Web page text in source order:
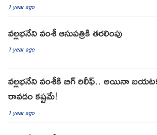
1 year ago
వ‌ల్ల‌భ‌నేని వంశీ ఆసుప‌త్రికి త‌ర‌లింపు
1 year ago
వల్లభనేని వంశీకి బిగ్ రిలీఫ్.. అయినా
రావడం కష్టమే!
1 year ago